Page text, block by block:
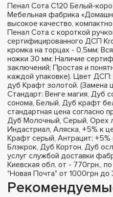
Пенал Сота С120 Белый-
Мебельная фабрика
высокое качество,
Пенал Сота с короткой
сертифицированного ДСП
кромка на торцах - 0,5мм;
ножки 30 мм; Наличие
заключений; Простая и
каждой упаковке). Цвет
дуб Крафт золотой. (Замена
Стандарт: Венге магия, Дуб
сонома, Белый, Дуб крафт
стандартная цена согласно
Дуб Молочный, Серый, Орех
Индастриал, Аляска, +5% к
Крафт серый, Антрацит; +5%
Блэкрок, Дуб Кортон, Дуб
услуг службой доставки
Киевская обл. от - 770грн.,
"Новая Почта" от 1000грн до